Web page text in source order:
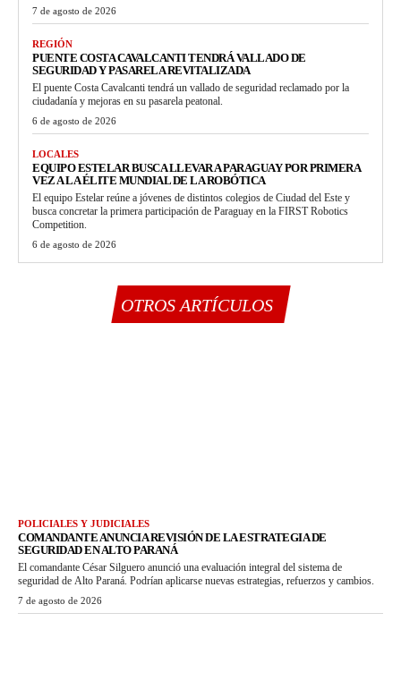
7 de agosto de 2026
REGIÓN
PUENTE COSTA CAVALCANTI TENDRÁ VALLADO DE
SEGURIDAD Y PASARELA REVITALIZADA
El puente Costa Cavalcanti tendrá un vallado de seguridad reclamado por la
ciudadanía y mejoras en su pasarela peatonal.
6 de agosto de 2026
LOCALES
EQUIPO ESTELAR BUSCA LLEVAR A PARAGUAY POR PRIMERA
VEZ A LA ÉLITE MUNDIAL DE LA ROBÓTICA
El equipo Estelar reúne a jóvenes de distintos colegios de Ciudad del Este y
busca concretar la primera participación de Paraguay en la FIRST Robotics
Competition.
6 de agosto de 2026
OTROS ARTÍCULOS
POLICIALES Y JUDICIALES
COMANDANTE ANUNCIA REVISIÓN DE LA ESTRATEGIA DE
SEGURIDAD EN ALTO PARANÁ
El comandante César Silguero anunció una evaluación integral del sistema de
seguridad de Alto Paraná. Podrían aplicarse nuevas estrategias, refuerzos y cambios.
7 de agosto de 2026